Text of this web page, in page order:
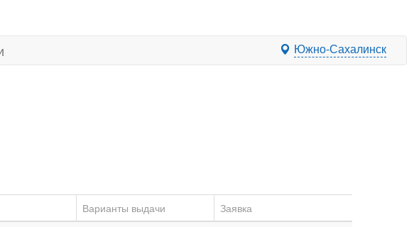
Южно-Сахалинск
Варианты выдачи Заявка